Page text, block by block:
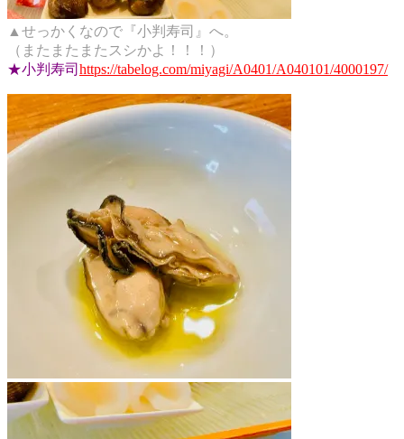
▲せっかくなので『小判寿司』へ。
（またまたまたスシかよ！！！）
★小判寿司 https://tabelog.com/miyagi/A0401/A040101/4000197/